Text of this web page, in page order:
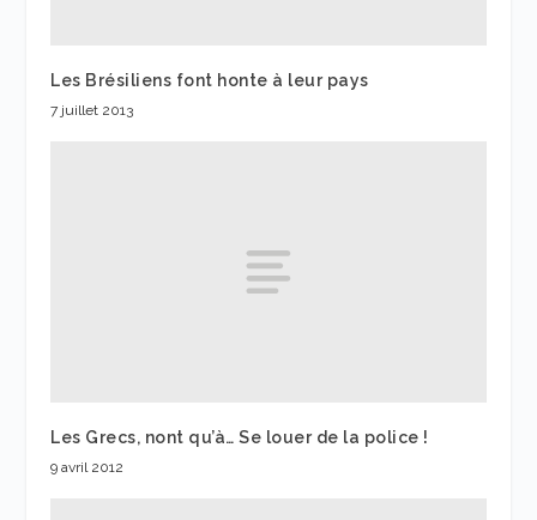
Les Brésiliens font honte à leur pays
7 juillet 2013
Les Grecs, nont qu’à… Se louer de la police !
9 avril 2012